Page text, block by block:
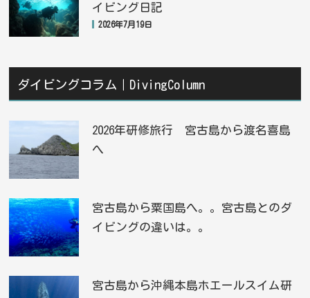
イビング日記
2026年7月19日
ダイビングコラム｜DivingColumn
2026年研修旅行 宮古島から渡名喜島
へ
宮古島から粟国島へ。。宮古島とのダ
イビングの違いは。。
宮古島から沖縄本島ホエールスイム研